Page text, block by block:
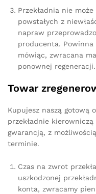
Przekładnia nie
powstałych z
napraw
producenta.
mówiąc, zwracana
ponownej regeneracji.
Towar
Kupujesz naszą gotową
przekładnie
gwarancją, z
terminie.
Czas na zwrot
uszkodzonej
konta, zwracamy